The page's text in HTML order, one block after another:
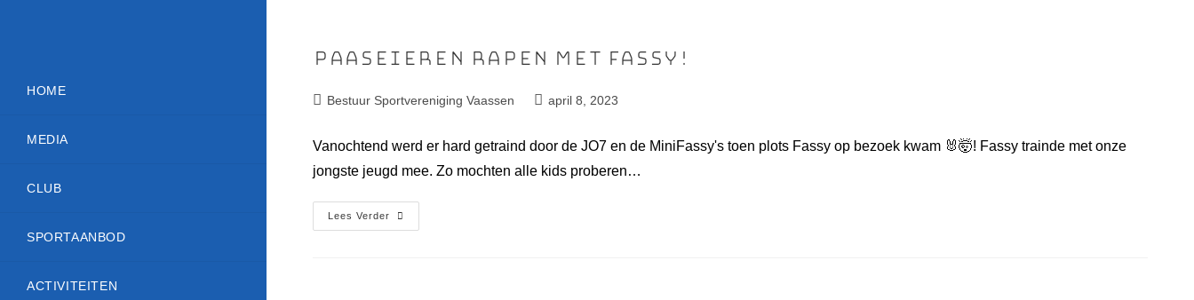
HOME
MEDIA
CLUB
SPORTAANBOD
ACTIVITEITEN
Paaseieren rapen met Fassy!
Bestuur Sportvereniging Vaassen april 8, 2023
Vanochtend werd er hard getraind door de JO7 en de MiniFassy's toen plots Fassy op bezoek kwam 🐰🤯! Fassy trainde met onze
jongste jeugd mee. Zo mochten alle kids proberen…
Lees Verder